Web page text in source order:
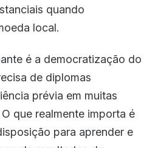
quando
local.
é a democratização do
de diplomas
prévia em muitas
que realmente importa é
para aprender e